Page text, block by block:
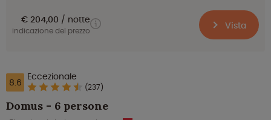
€ 204,00 notte
indicazione del prezzo Vista
8.6 Eccezionale
(237)
Domus - 6 persone